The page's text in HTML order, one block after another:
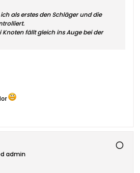
als erstes den Schläger und die
Knoten fällt gleich ins Auge bei der
admin